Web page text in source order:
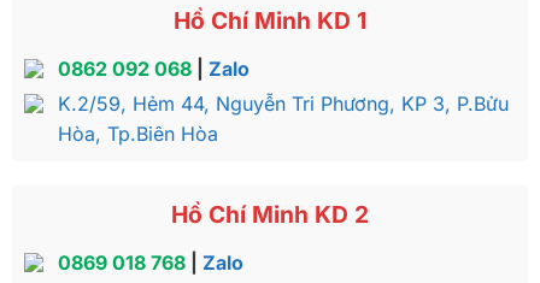
Hồ Chí Minh KD 1
0862 092 068| Zalo
K.2/59, Hẻm 44, Nguyễn Tri Phương, KP 3, P.Bửu
Hòa, Tp.Biên Hòa
Hồ Chí Minh KD 2
0869 018 768| Zalo